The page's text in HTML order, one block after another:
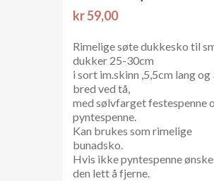
kr59,00
Rimelige søte dukkesko til
dukker 25-30cm
i sort im.skinn ,5,5cm lang og
bred ved tå,
med sølvfarget festespenne
pyntespenne.
Kan brukes som rimelige
bunadsko.
Hvis ikke pyntespenne
den lett å fjerne.